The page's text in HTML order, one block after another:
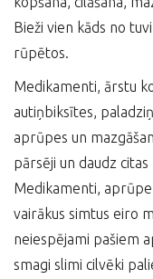
Bieži vien kāds no
rūpētos.
Medikamenti, ārstu
autiņbiksītes,
aprūpes un
pārsēji un daudz
Medikamenti,
vairākus simtus eiro
neiespējami pašiem
smagi slimi cilvēki